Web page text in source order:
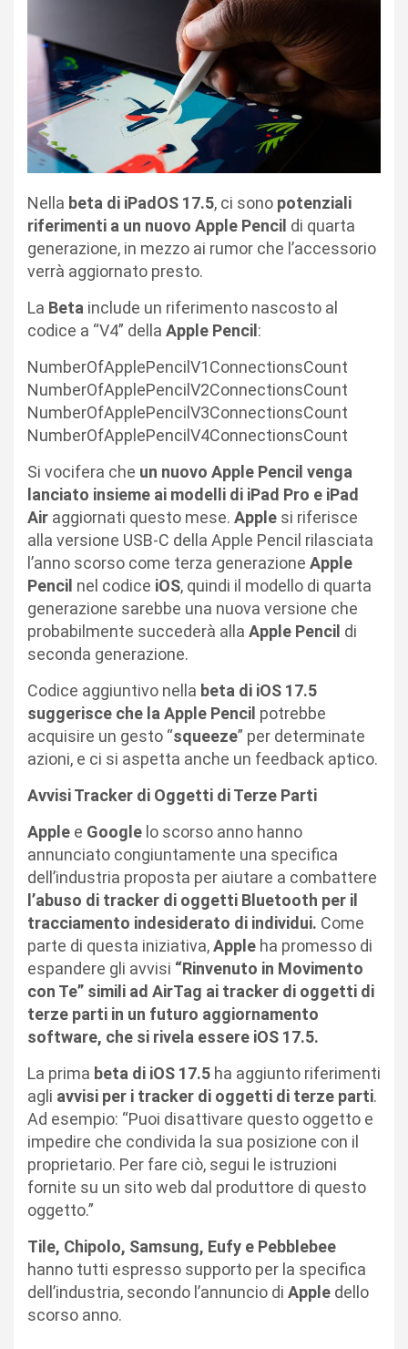
Nella beta di iPadOS 17.5, ci sono potenziali
riferimenti a un nuovo Apple Pencil di quarta
generazione, in mezzo ai rumor che l’accessorio
verrà aggiornato presto.
La Beta include un riferimento nascosto al
codice a “V4” della Apple Pencil:
NumberOfApplePencilV1ConnectionsCount
NumberOfApplePencilV2ConnectionsCount
NumberOfApplePencilV3ConnectionsCount
NumberOfApplePencilV4ConnectionsCount
Si vocifera che un nuovo Apple Pencil venga
lanciato insieme ai modelli di iPad Pro e iPad
Air aggiornati questo mese. Apple si riferisce
alla versione USB-C della Apple Pencil rilasciata
l’anno scorso come terza generazione Apple
Pencil nel codice iOS, quindi il modello di quarta
generazione sarebbe una nuova versione che
probabilmente succederà alla Apple Pencil di
seconda generazione.
Codice aggiuntivo nella beta di iOS 17.5
suggerisce che la Apple Pencil potrebbe
acquisire un gesto “squeeze” per determinate
azioni, e ci si aspetta anche un feedback aptico.
Avvisi Tracker di Oggetti di Terze Parti
Apple e Google lo scorso anno hanno
annunciato congiuntamente una specifica
dell’industria proposta per aiutare a combattere
l’abuso di tracker di oggetti Bluetooth per il
tracciamento indesiderato di individui. Come
parte di questa iniziativa,Apple ha promesso di
espandere gli avvisi “Rinvenuto in Movimento
con Te” simili ad AirTag ai tracker di oggetti di
terze parti in un futuro aggiornamento
software, che si rivela essere iOS 17.5.
La prima beta di iOS 17.5 ha aggiunto riferimenti
agli avvisi per i tracker di oggetti di terze parti.
Ad esempio: “Puoi disattivare questo oggetto e
impedire che condivida la sua posizione con il
proprietario. Per fare ciò, segui le istruzioni
fornite su un sito web dal produttore di questo
oggetto.”
Tile, Chipolo, Samsung, Eufy e Pebblebee
hanno tutti espresso supporto per la specifica
dell’industria, secondo l’annuncio di Apple dello
scorso anno.